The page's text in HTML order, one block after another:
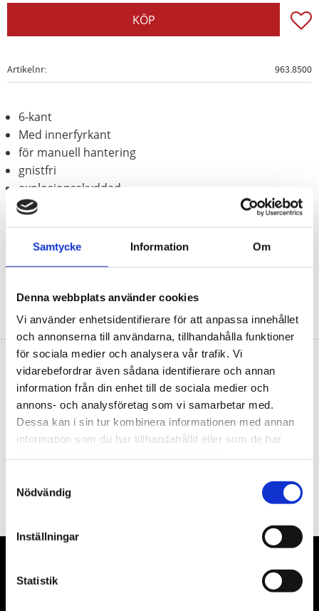
Samtycke Information Om
Denna webbplats använder cookies
Vi använder enhetsidentifierare för att anpassa innehållet
och annonserna till användarna, tillhandahålla funktioner
för sociala medier och analysera vår trafik. Vi
vidarebefordrar även sådana identifierare och annan
information från din enhet till de sociala medier och
annons- och analysföretag som vi samarbetar med.
Dessa kan i sin tur kombinera informationen med annan
information som du har tillhandahållit eller som de har
Nödvändig
Inställningar
Statistik
KÖP
Artikelnr 963.8500
6-kant
Med innerfyrkant
för manuell hantering
gnistfri
explosionsskyddad
korrosionsbeständig
slittålig
Aluminium-brons (icke-järn-legering)
Nyhetsbrev
Dina personuppgifter behandlas i enlighet med vår integritetspolicy